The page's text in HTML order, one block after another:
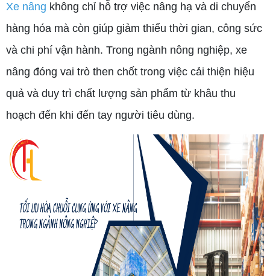
Xe nâng không chỉ hỗ trợ việc nâng hạ và di chuyển
hàng hóa mà còn giúp giảm thiểu thời gian, công sức
và chi phí vận hành. Trong ngành nông nghiệp, xe
nâng đóng vai trò then chốt trong việc cải thiện hiệu
quả và duy trì chất lượng sản phẩm từ khâu thu
hoạch đến khi đến tay người tiêu dùng.